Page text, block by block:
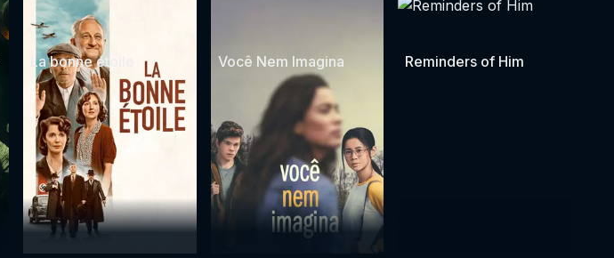
La bonne étoile Você Nem Imagina Reminders of Him